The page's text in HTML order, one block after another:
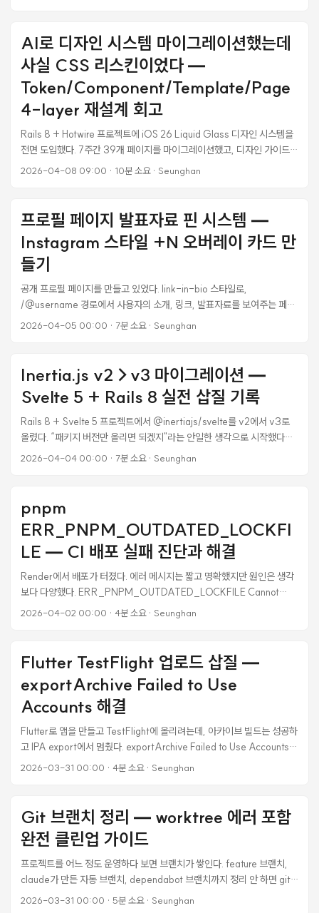
ChatGPT가 생성한 판례를 법원 제출서류에 인용했다가 제재를 받았다.
판례가 전부 지어낸 것이었던 거다. 법률 도메인에서 AI 환각은 그냥 버그
가 아니라 법률 책임 문제로 번진다. 이번 작업에서 내가 만든 서비스도 같
은 위험에 노출돼 있었다. 사용자가 법령 개정 diff를 보면서 “이 개정이 우
리 회사에 어떤 영향?” 같은 후속 질문을 하면, LLM이 답변을 돌려주면서
근거 조문을 인용한다. 그 인용이 진짜인지 아닌지를 사용자에게 떠넘길 수
는 없었다. ...
AI로 디자인 시스템 마이그레이션했는데
사실 CSS 리스킨이었다 —
Token/Component/Template/Page
4-layer 재설계 회고
Rails 8 + Hotwire 프로젝트에 iOS 26 Liquid Glass 디자인 시스템을
전면 도입했다. 7주간 39개 페이지를 마이그레이션했고, 디자인 가이드
위반 417건이 0건이 됐다. 18개 파일로 구성된 마이그레이션 설계서도 있
이되어야하는데 디자인시스템부터 점검해” 그 문장 하나로 전부 무너졌다.
점검해보니 내가 한 건 디자인 시스템이 아니라 CSS 리스킨이었다. 이 글
은 그 깨달음과 재설계 과정의 기록이다. AI 코딩의 함정 — 페이지마다
“시스템처럼” 보이게 만들기 처음에는 단계별로 잘 진행했다고 생각했다.
토큰 파일을 만들었고(iOS 26 79개 컬러 × 4모드), 6개 공통 ERB 파셜
을 만들었고(toolbar, list_row, button 등), 각 페이지마다 전용 CSS 파
일을 분리했다. 39개 페이지가 모두 새 디자인으로 바뀌었고, grep으로
위반을 측정했더니 0건이었다. ...
2026-04-08 09:00 · 10분 소요· Seunghan
프로필 페이지 발표자료 핀 시스템 —
Instagram 스타일 +N 오버레이 카드 만
들기
공개 프로필 페이지를 만들고 있었다. link-in-bio 스타일로,
/@username 경로에서 사용자의 소개, 링크, 발표자료를 보여주는 페이
지다. 발표자료가 9개 올라가 있었는데, 전부 나열하니까 프로필이 포트폴
로 유도하는 게 맞았다. 그런데 “더보기"를 어떻게 보여줄지가 문제였다.
별도 버튼? 빈 카드? 결국 Instagram 앨범처럼 마지막 썸네일 위에 반투
명 오버레이를 올리는 방식으로 갔다. 이 글은 그 과정의 기록이다. 기존 구
조: 전부 보여주기 처음 구현은 단순했다. 컨트롤러에서
published.on_profile 스코프로 가져온 발표자료를 전부 넘기고, 프론트
에서 2열 그리드로 렌더링했다. ...
2026-04-05 00:00 · 7분 소요· Seunghan
Inertia.js v2→v3 마이그레이션 —
Svelte 5 + Rails 8 실전 삽질 기록
Rails 8 + Svelte 5 프로젝트에서 @inertiajs/svelte를 v2에서 v3로
올렸다. “패키지 버전만 올리면 되겠지"라는 안일한 생각으로 시작했다가
반나절을 날렸다. 이 글은 그 삽질의 기록이다. 왜 업그레이드해야 했나 프
AppLayout 처럼 클래스 기반 컴포넌트에 속성을 추가하는 방식을 썼다.
Svelte 5에서는 이게 작동하지 않았다. 결과적으로 40개 넘는 페이지에
<AppLayout>을 수동으로 감싸야 했다. 유지보수 악몽이었다. ...
2026-04-04 00:00 · 7분 소요· Seunghan
pnpm
ERR_PNPM_OUTDATED_LOCKFI
LE — CI 배포 실패 진단과 해결
Render에서 배포가 터졌다. 에러 메시지는 짧고 명확했지만 원인은 생각
보다 다양했다. ERR_PNPM_OUTDATED_LOCKFILE Cannot
install with "frozen-lockfile" because pnpm-lock.yaml is not up
still need to run install in such cases, use "pnpm install --no-
frozen-lockfile" Failure reason: specifiers in the lockfile don't
match specifiers in package.json: * 1 dependencies were added:
@ios26_design_system/svelte-inertia@^1.0.0 로컬에서는 잘 됐
는데 CI에서만 죽는 전형적인 패턴이다. 원인과 해결법을 기록해둔다. ...
2026-04-02 00:00 · 4분 소요· Seunghan
Flutter TestFlight 업로드 삽질 —
exportArchive Failed to Use
Accounts 해결
Flutter로 앱을 만들고 TestFlight에 올리려는데, 아카이브 빌드는 성공하
고 IPA export에서 멈췄다. exportArchive Failed to Use Accounts라
는 에러가 뜨는데, 구글링해도 명쾌한 답이 없었다. 결국 3가지 다른 에러
--dart-define=ENV=prod --export-options-
plist=ios/ExportOptions.plist 아카이브 빌드는 잘 된다: ✓ Built
build/ios/archive/Runner.xcarchive (197.5MB) [✓] App Settings
Validation • Version Number: 1.0.1 • Build Number: 9 • Display
Name: My App • Bundle Identifier: com.example.app 근데 바로
다음 줄에서: ...
2026-03-31 00:00 · 4분 소요· Seunghan
Git 브랜치 정리 — worktree 에러 포함
완전 클린업 가이드
프로젝트를 어느 정도 운영하다 보면 브랜치가 쌓인다. feature 브랜치,
claude가 만든 자동 브랜치, dependabot 브랜치까지 정리 안 하면 git
branch -a 결과가 화면 가득 찬다. 오늘 작업하다 머지된 브랜치들 싹 정
2026-03-31 00:00 · 5분 소요· Seunghan